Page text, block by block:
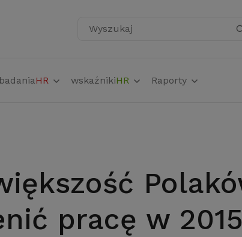
Wyszukaj
badaniaHR wskaźnikiHR Raporty
pracę w 2015